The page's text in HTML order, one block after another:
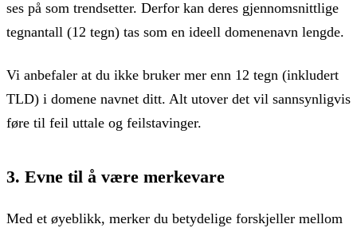
ses på som trendsetter. Derfor kan deres gjennomsnittlige
tegnantall (12 tegn) tas som en ideell domenenavn lengde.
Vi anbefaler at du ikke bruker mer enn 12 tegn (inkludert
TLD) i domene navnet ditt. Alt utover det vil sannsynligvis
føre til feil uttale og feilstavinger.
3. Evne til å være merkevare
Med et øyeblikk, merker du betydelige forskjeller mellom